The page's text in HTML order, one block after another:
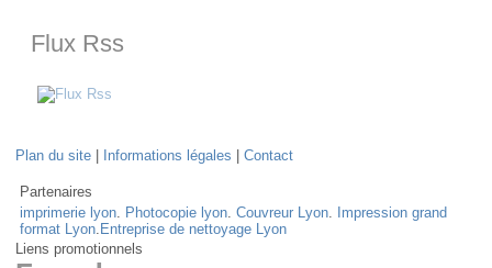
Flux Rss
Plan du site Informations légales |Contact
Partenaires
imprimerie lyon. Photocopie lyon. Couvreur Lyon.
Impression grand
format Lyon. Entreprise de nettoyage Lyon
Liens promotionnels